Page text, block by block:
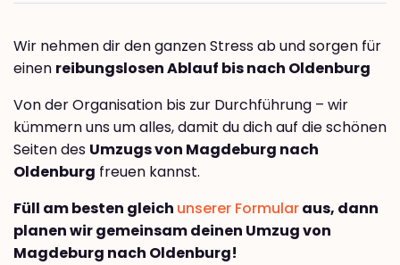
Wir nehmen dir den ganzen Stress ab und sorgen für
einen reibungslosen Ablauf bis nach Oldenburg
Von der Organisation bis zur Durchführung – wir
kümmern uns um alles, damit du dich auf die schönen
Seiten des Umzugs von Magdeburg nach
Oldenburg freuen kannst.
Füll am besten gleich unserer Formularaus, dann
planen wir gemeinsam deinen Umzug von
Magdeburg nach Oldenburg!